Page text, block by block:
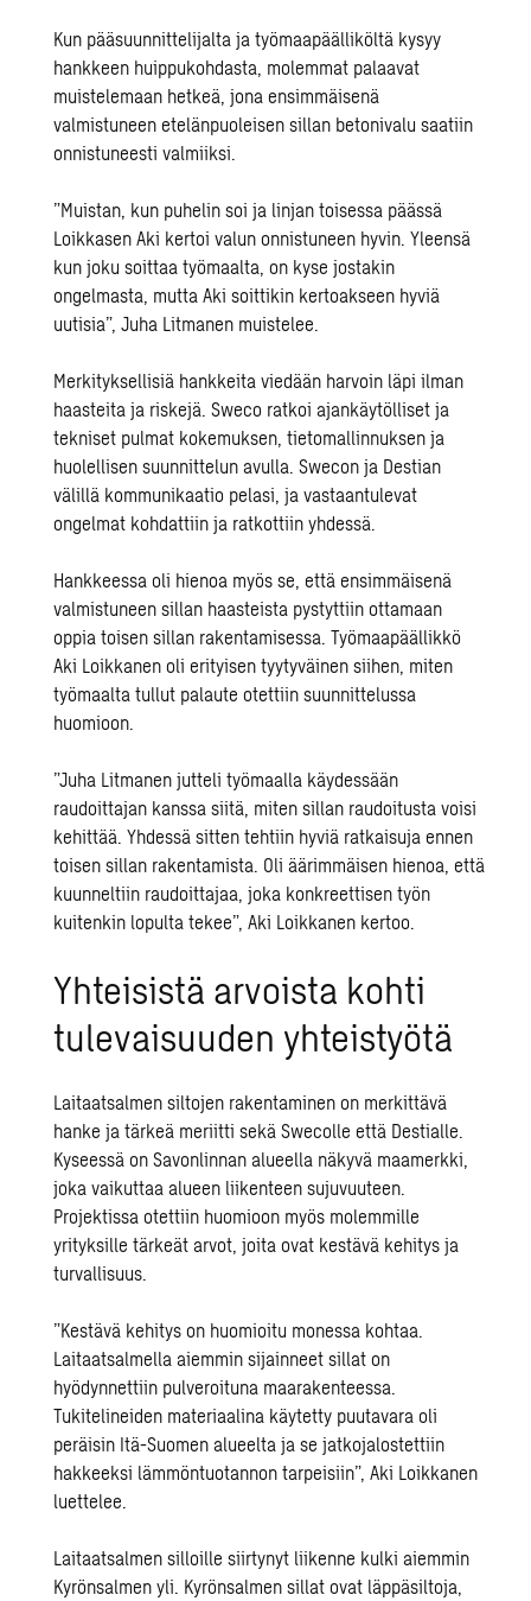
Kun pääsuunnittelijalta ja työmaapäälliköltä kysyy
hankkeen huippukohdasta, molemmat palaavat
muistelemaan hetkeä, jona ensimmäisenä
valmistuneen etelänpuoleisen sillan betonivalu saatiin
onnistuneesti valmiiksi.
”Muistan, kun puhelin soi ja linjan toisessa päässä
Loikkasen Aki kertoi valun onnistuneen hyvin. Yleensä
kun joku soittaa työmaalta, on kyse jostakin
ongelmasta, mutta Aki soittikin kertoakseen hyviä
uutisia”, Juha Litmanen muistelee.
Merkityksellisiä hankkeita viedään harvoin läpi ilman
haasteita ja riskejä. Sweco ratkoi ajankäytölliset ja
tekniset pulmat kokemuksen, tietomallinnuksen ja
huolellisen suunnittelun avulla. Swecon ja Destian
välillä kommunikaatio pelasi, ja vastaantulevat
ongelmat kohdattiin ja ratkottiin yhdessä.
Hankkeessa oli hienoa myös se, että ensimmäisenä
valmistuneen sillan haasteista pystyttiin ottamaan
oppia toisen sillan rakentamisessa. Työmaapäällikkö
Aki Loikkanen oli erityisen tyytyväinen siihen, miten
työmaalta tullut palaute otettiin suunnittelussa
huomioon.
”Juha Litmanen jutteli työmaalla käydessään
raudoittajan kanssa siitä, miten sillan raudoitusta voisi
kehittää. Yhdessä sitten tehtiin hyviä ratkaisuja ennen
toisen sillan rakentamista. Oli äärimmäisen hienoa, että
kuunneltiin raudoittajaa, joka konkreettisen työn
kuitenkin lopulta tekee”, Aki Loikkanen kertoo.
Yhteisistä arvoista kohti
tulevaisuuden yhteistyötä
Laitaatsalmen siltojen rakentaminen on merkittävä
hanke ja tärkeä meriitti sekä Swecolle että Destialle.
Kyseessä on Savonlinnan alueella näkyvä maamerkki,
joka vaikuttaa alueen liikenteen sujuvuuteen.
Projektissa otettiin huomioon myös molemmille
yrityksille tärkeät arvot, joita ovat kestävä kehitys ja
turvallisuus.
”Kestävä kehitys on huomioitu monessa kohtaa.
Laitaatsalmella aiemmin sijainneet sillat on
hyödynnettiin pulveroituna maarakenteessa.
Tukitelineiden materiaalina käytetty puutavara oli
peräisin Itä-Suomen alueelta ja se jatkojalostettiin
hakkeeksi lämmöntuotannon tarpeisiin”, Aki Loikkanen
luettelee.
Laitaatsalmen silloille siirtynyt liikenne kulki aiemmin
Kyrönsalmen yli. Kyrönsalmen sillat ovat läppäsiltoja,